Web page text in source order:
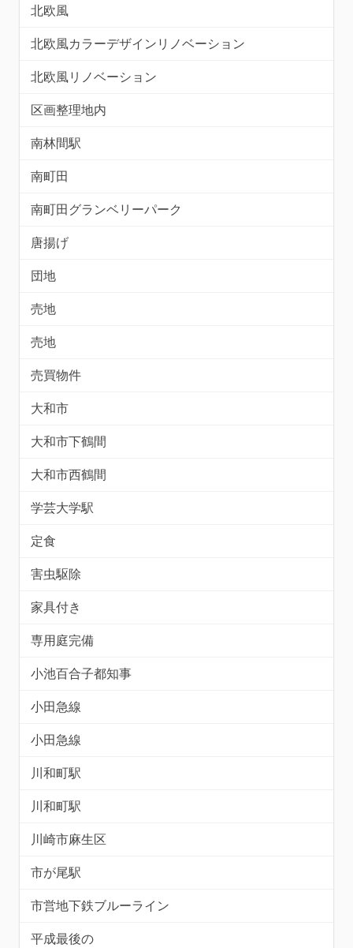
北欧風
北欧風カラーデザインリノベーション
北欧風リノベーション
区画整理地内
南林間駅
南町田
南町田グランベリーパーク
唐揚げ
団地
売地
売地
売買物件
大和市
大和市下鶴間
大和市西鶴間
学芸大学駅
定食
害虫駆除
家具付き
専用庭完備
小池百合子都知事
小田急線
小田急線
川和町駅
川和町駅
川崎市麻生区
市が尾駅
市営地下鉄ブルーライン
平成最後の